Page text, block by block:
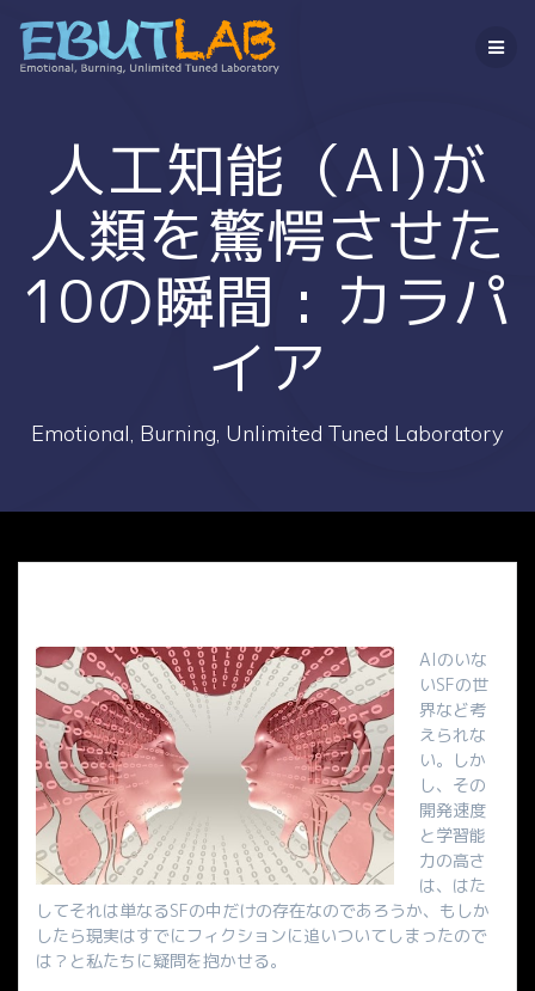
ン
テ
ス
キ
ッ
プ
人工知能（AI)が
人類を驚愕させた
10の瞬間 : カラパ
イア
Emotional, Burning, Unlimited Tuned Laboratory
AIのいな
いSFの世
界など考
えられな
い。しか
し、その
開発速度
と学習能
力の高さ
は、はた
してそれは単なるSFの中だけの存在なのであろうか、もしか
したら現実はすでにフィクションに追いついてしまったので
は？と私たちに疑問を抱かせる。